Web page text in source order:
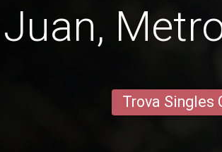
Juan,
Trova Singles